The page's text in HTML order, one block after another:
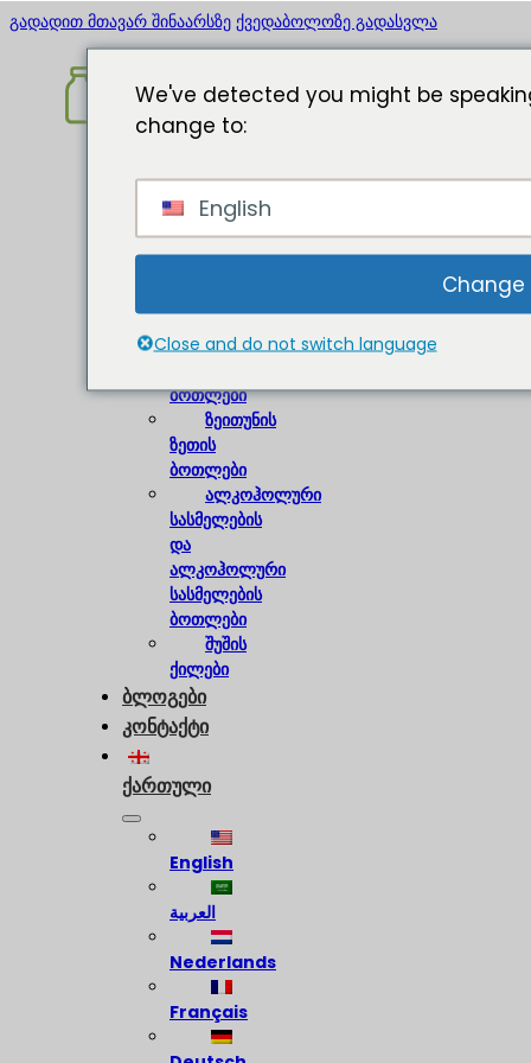
გადადით მთავარ შინაარსზე ქვედაბოლოზე გადასვლა
მთავარი
შესახებ
შუშის
ღვინის
ბოთლები
ბოთლები
ზეითუნის
ზეთის
ბოთლები
ალკოჰოლური
სასმელების
და
ალკოჰოლური
სასმელების
ბოთლები
შუშის
ქილები
ბლოგები
კონტაქტი
ქართული
English
العربية
Nederlands
Français
We've detected you might be
change to:
English
Close and do not switch language